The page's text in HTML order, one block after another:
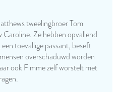
tweelingbroer Tom
Caroline. Ze hebben opvallend
toevallige passant, beseft
overschaduwd worden
ook Fimme zelf worstelt met